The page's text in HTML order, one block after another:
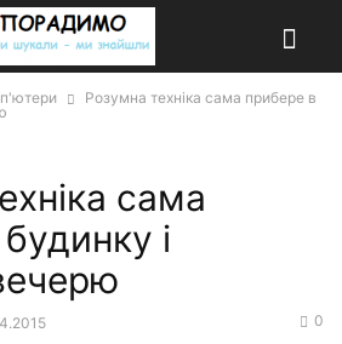
Розумна техніка сама прибере в
сама
і
0